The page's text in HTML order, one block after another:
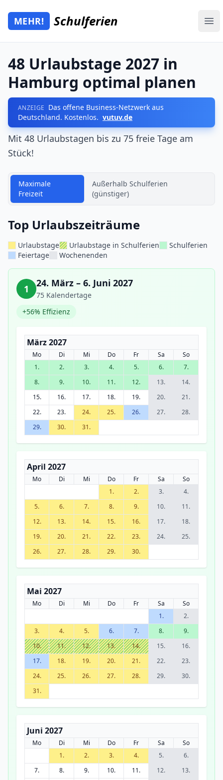
Zum Hauptinhalt springen
Mehr Schulferien
MEHR! Schulferien
48 Urlaubstage 2027 in
Hamburg optimal planen
ANZEIGE Das offene Business-Netzwerk aus
Deutschland. Kostenlos. vutuv.de
Mit 48 Urlaubstagen bis zu 75 freie Tage am
Stück!
Maximale
Freizeit
Außerhalb Schulferien
(günstiger)
Top Urlaubszeiträume
Urlaubstage Urlaubstage in Schulferien
Schulferien
Feiertage
Wochenenden
1 24. März – 6. Juni 2027
75 Kalendertage
+56% Effizienz
März 2027
Mo Di Mi Do Fr Sa
So
1.
2. 3. 4. 5. 6.
7.
8.
9. 10. 11. 12. 13.
14.
15.
16. 17. 18. 19. 20.
21.
22.
23. 24. 25. 26. 27.
28.
29.
30. 31.
April 2027
Mo Di Mi Do Fr Sa
So
1.
2. 3.
4.
5.
6. 7. 8. 9. 10.
11.
12.
13. 14. 15. 16. 17.
18.
19.
20. 21. 22. 23. 24.
25.
26.
27. 28. 29. 30.
Mai 2027
Mo Di Mi Do Fr Sa
So
1.
2.
3.
4. 5. 6. 7. 8.
9.
10.
11. 12. 13. 14. 15.
16.
17.
18. 19. 20. 21. 22.
23.
24.
25. 26. 27. 28. 29.
30.
31.
Juni 2027
Mo Di Mi Do Fr Sa
So
1.
2. 3. 4. 5.
6.
7.
8. 9. 10. 11. 12.
13.